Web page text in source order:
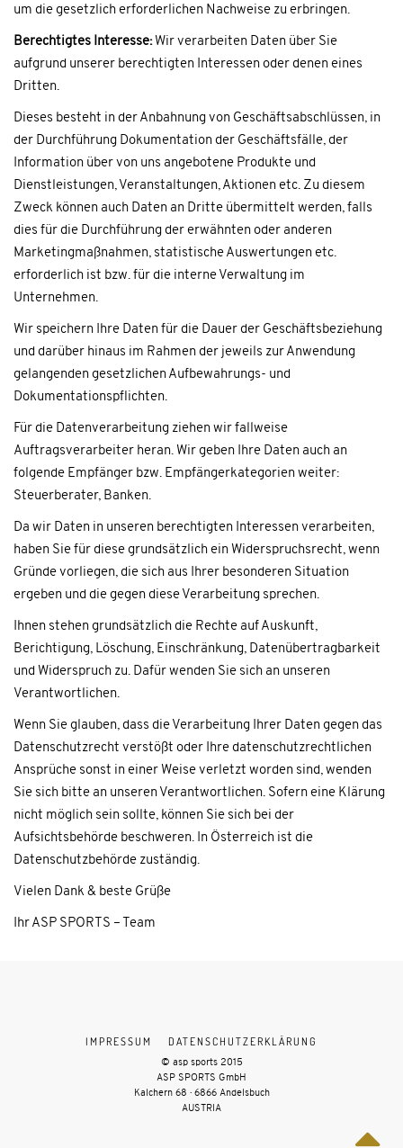
um die gesetzlich erforderlichen Nachweise zu erbringen.
Berechtigtes Interesse:Wir verarbeiten Daten über Sie
aufgrund unserer berechtigten Interessen oder denen eines
Dritten.
Dieses besteht in der Anbahnung von Geschäftsabschlüssen, in
der Durchführung Dokumentation der Geschäftsfälle, der
Information über von uns angebotene Produkte und
Dienstleistungen, Veranstaltungen, Aktionen etc. Zu diesem
Zweck können auch Daten an Dritte übermittelt werden, falls
dies für die Durchführung der erwähnten oder anderen
Marketingmaßnahmen, statistische Auswertungen etc.
erforderlich ist bzw. für die interne Verwaltung im
Unternehmen.
Wir speichern Ihre Daten für die Dauer der Geschäftsbeziehung
und darüber hinaus im Rahmen der jeweils zur Anwendung
gelangenden gesetzlichen Aufbewahrungs- und
Dokumentationspflichten.
Für die Datenverarbeitung ziehen wir fallweise
Auftragsverarbeiter heran. Wir geben Ihre Daten auch an
folgende Empfänger bzw. Empfängerkategorien weiter:
Steuerberater, Banken.
Da wir Daten in unseren berechtigten Interessen verarbeiten,
haben Sie für diese grundsätzlich ein Widerspruchsrecht, wenn
Gründe vorliegen, die sich aus Ihrer besonderen Situation
ergeben und die gegen diese Verarbeitung sprechen.
Ihnen stehen grundsätzlich die Rechte auf Auskunft,
Berichtigung, Löschung, Einschränkung, Datenübertragbarkeit
und Widerspruch zu. Dafür wenden Sie sich an unseren
Verantwortlichen.
Wenn Sie glauben, dass die Verarbeitung Ihrer Daten gegen das
Datenschutzrecht verstößt oder Ihre datenschutzrechtlichen
Ansprüche sonst in einer Weise verletzt worden sind, wenden
Sie sich bitte an unseren Verantwortlichen. Sofern eine Klärung
nicht möglich sein sollte, können Sie sich bei der
Aufsichtsbehörde beschweren. In Österreich ist die
Datenschutzbehörde zuständig.
Vielen Dank & beste Grüße
Ihr ASP SPORTS – Team
IMPRESSUM DATENSCHUTZERKLÄRUNG
© asp sports 2015
ASP SPORTS GmbH
Kalchern 68 · 6866 Andelsbuch
AUSTRIA